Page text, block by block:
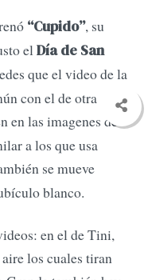
“Cupido”, su
elDía de San
que el video de la
con el de otra
en las imagenes de
a los que usa
se mueve
blanco.
en el de Tini,
los cuales tiran